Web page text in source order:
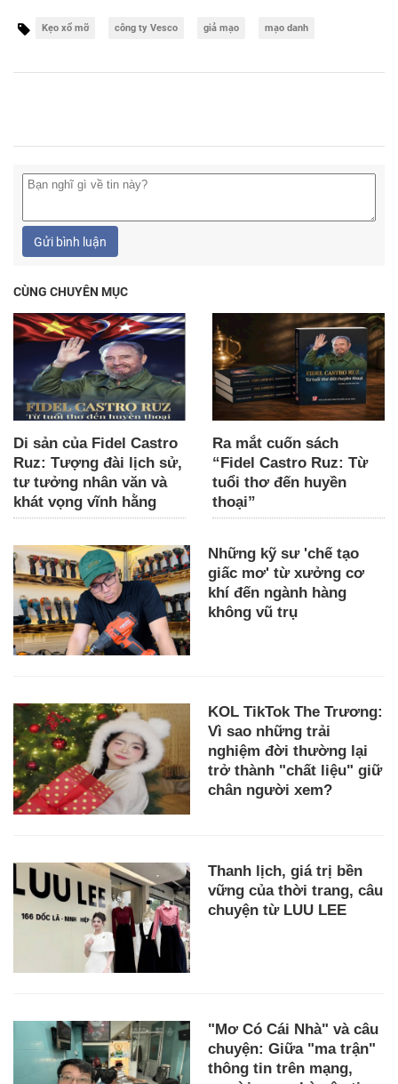
Kẹo xổ mỡ công ty Vesco giả mạo mạo danh
Gửi bình luận
CÙNG CHUYÊN MỤC
Di sản của Fidel Castro
Ruz: Tượng đài lịch sử,
tư tưởng nhân văn và
khát vọng vĩnh hằng
Ra mắt cuốn sách
“Fidel Castro Ruz: Từ
tuổi thơ đến huyền
thoại”
Những kỹ sư 'chế tạo
giấc mơ' từ xưởng cơ
khí đến ngành hàng
không vũ trụ
KOL TikTok The Trương:
Vì sao những trải
nghiệm đời thường lại
trở thành "chất liệu" giữ
chân người xem?
Thanh lịch, giá trị bền
vững của thời trang, câu
chuyện từ LUU LEE
"Mơ Có Cái Nhà" và câu
chuyện: Giữa "ma trận"
thông tin trên mạng,